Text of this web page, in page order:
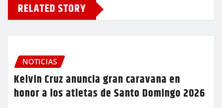
RELATED STORY
NOTICIAS
Kelvin Cruz anuncia gran caravana en
honor a los atletas de Santo Domingo 2026